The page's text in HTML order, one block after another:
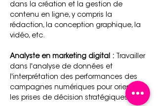
dans la création et la gestion de
contenu en ligne, y compris la
rédaction, la conception graphique, la
vidéo, etc.
Analyste en marketing digital : Travailler
dans l'analyse de données et
l'interprétation des performances des
campagnes numériques pour orienter
les prises de décision stratégiques.